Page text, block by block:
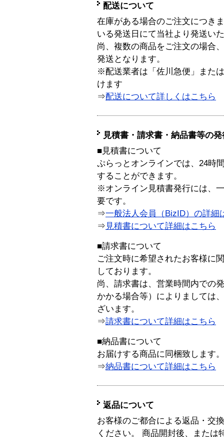
配送について
在庫がある場合のご注文につき
いる発送日にて当社より発送い
尚、複数の商品をご注文の場合
発送となります。
※配送業者は「佐川急便」また
けます
⇒配送について詳しくはこちら
見積書・請求書・納品書等の
■見積書について
ぷらっとオンラインでは、24時
することができます。
※オンライン見積書発行には、
要です。
⇒一般法人会員（BizID）の詳細
⇒ 見積書について詳細はこちら
■請求書について
ご注文時に希望されたお客様に
しております。
尚、請求書は、営業時間内での
かかる場合等）によりましては
ざいます。
⇒請求書について詳細はこちら
■納品書について
お届けする商品に同梱致します。
⇒納品書について詳細はこちら
返品について
お客様のご都合による返品・交
ください。 商品開封後、または